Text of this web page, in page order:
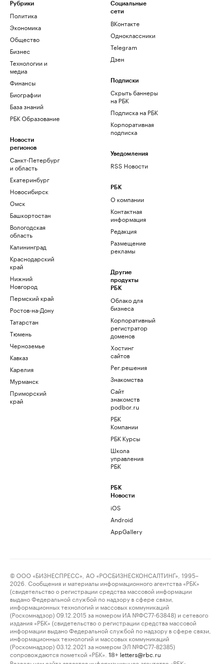
Рубрики
Политика
Экономика
Общество
Бизнес
Технологии и
медиа
Финансы
Биографии
База знаний
РБК Образование
Новости
регионов
Санкт-Петербург
и область
Екатеринбург
Новосибирск
Омск
Башкортостан
Вологодская
область
Калининград
Краснодарский
край
Нижний
Новгород
Пермский край
Ростов-на-Дону
Татарстан
Тюмень
Черноземье
Кавказ
Карелия
Мурманск
Приморский
край
Социальные
сети
ВКонтакте
Одноклассники
Telegram
Дзен
Подписки
Скрыть баннеры
на РБК
Подписка на РБК
Корпоративная
подписка
Уведомления
RSS Новости
РБК
О компании
Контактная
информация
Редакция
Размещение
рекламы
Другие
продукты
РБК
Облако для
бизнеса
Корпоративный
регистратор
доменов
Хостинг
сайтов
Рег.решения
Знакомства
Сайт
знакомств
podbor.ru
РБК
Компании
РБК Курсы
Школа
управления
РБК
РБК
Новости
iOS
Android
AppGallery
© ООО «БИЗНЕСПРЕСС», АО «РОСБИЗНЕСКОНСАЛТИНГ», 1995–
2026. Сообщения и материалы информационного агентства «РБК»
(свидетельство о регистрации средства массовой информации
выдано Федеральной службой по надзору в сфере связи,
информационных технологий и массовых коммуникаций
(Роскомнадзор) 09.12.2015 за номером ИА №ФС77-63848) и сетевого
издания «РБК» (свидетельство о регистрации средства массовой
информации выдано Федеральной службой по надзору в сфере связи,
информационных технологий и массовых коммуникаций
(Роскомнадзор) 03.12.2021 за номером ЭЛ №ФС77-82385)
сопровождаются пометкой «РБК».
18+ letters@rbc.ru